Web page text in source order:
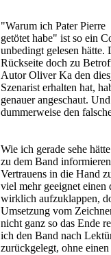
"Warum ich Pater Pierre
getötet habe" ist so ein
unbedingt gelesen hätte.
Rückseite doch zu
Autor Oliver Ka den
Szenarist erhalten hat,
genauer angeschaut.
dummerweise den
Wie ich gerade sehe
zu dem Band
Vertrauens in die Hand
viel mehr geeignet einen
wirklich aufzuklappen,
Umsetzung vom
nicht ganz so das Ende
ich den Band nach
zurückgelegt, ohne